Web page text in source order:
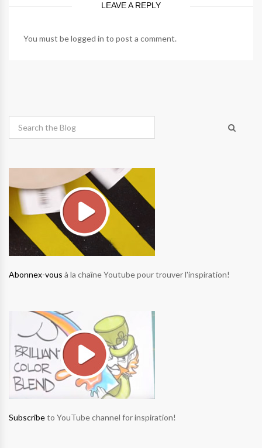
LEAVE A REPLY
You must belogged in to post a comment.
Abonnex-vous à la chaîne Youtube pour trouver l'inspiration!
Subscribeto YouTube channel for inspiration!